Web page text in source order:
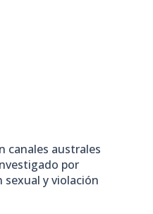
canales australes
por
sexual y violación